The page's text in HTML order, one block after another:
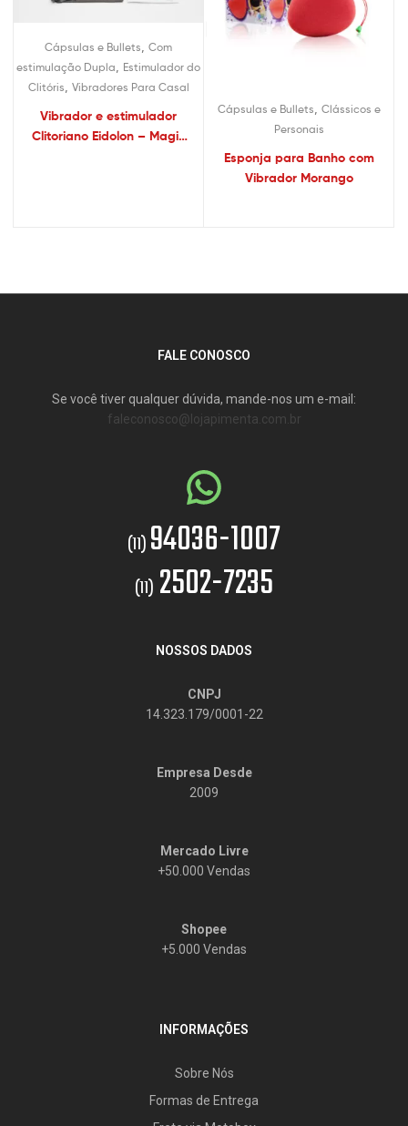
Cápsulas e Bullets Com
estimulação Dupla
Estimulador do
Clitóris Vibradores Para Casal
Vibrador e estimulador
Clitoriano Eidolon – Magic
Cápsulas e Bullets Clássicos e
Personais
Esponja para Banho com
Vibrador Morango
FALE CONOSCO
Se você tiver qualquer dúvida, mande-nos um e-mail:
faleconosco@lojapimenta.com.br
(11) 94036-1007
(11) 2502-7235
NOSSOS DADOS
CNPJ
14.323.179/0001-22
Empresa Desde
2009
Mercado Livre
+50.000 Vendas
Shopee
+5.000 Vendas
INFORMAÇÕES
Sobre Nós
Formas de Entrega